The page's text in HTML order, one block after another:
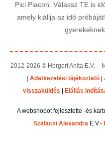
Pici Piacon. Válassz TE is
amely kiállja az idő
2012-2026 © Hergert Anita E.V. –
Adatkezelési tájékoztató|
visszaküldés
Elállás
A webshopot fejlesztette -és
Szalacsi Alexandra E.V.-